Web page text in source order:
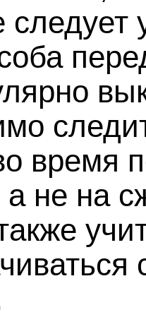
следует
время
не на